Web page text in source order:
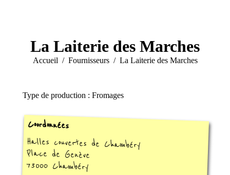
La Laiterie des Marches
Vous êtes ici :
Accueil Fournisseurs La Laiterie des Marches
Type de production : Fromages
Coordonnées
Halles couvertes de Chambéry
Place de Genève
73000 Chambéry